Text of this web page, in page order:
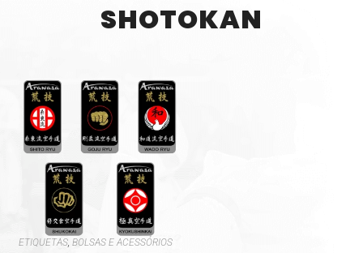
SHOTOKAN
ETIQUETAS,BOLSAS E ACESSÓRIOS